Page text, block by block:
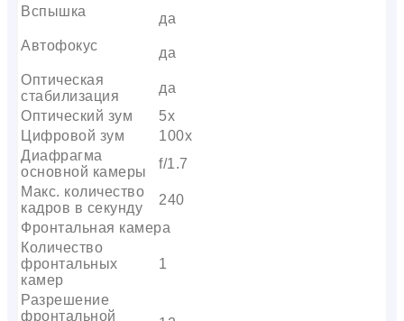
Вспышка
да
Автофокус
да
Оптическая
стабилизация
да
Оптический зум
5x
Цифровой зум
100x
Диафрагма
основной камеры
f/1.7
Макс. количество
кадров в секунду
240
Фронтальная камера
Количество
фронтальных
камер
1
Разрешение
фронтальной